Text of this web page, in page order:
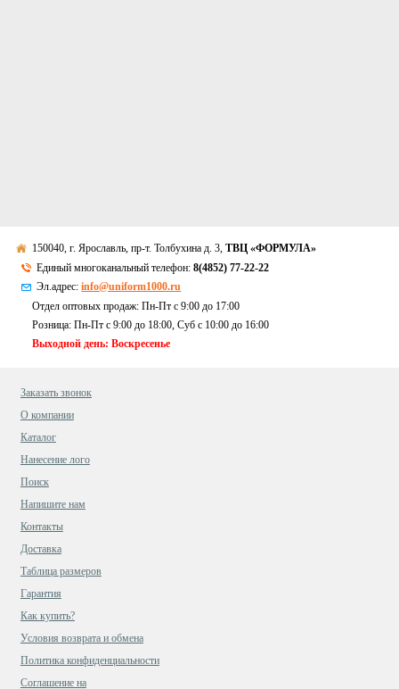
150040, г. Ярославль, пр-т. Толбухина д. 3,ТВЦ «ФОРМУЛА»
Единый многоканальный телефон:8(4852) 77-22-22
Эл.адрес:info@uniform1000.ru
Отдел оптовых продаж: Пн-Пт с 9:00 до 17:00
Розница: Пн-Пт с 9:00 до 18:00, Суб c 10:00 до 16:00
Выходной день: Воскресенье
Заказать звонок
О компании
Каталог
Нанесение лого
Поиск
Напишите нам
Контакты
Доставка
Таблица размеров
Гарантия
Как купить?
Условия возврата и обмена
Политика конфиденциальности
Cоглашение на